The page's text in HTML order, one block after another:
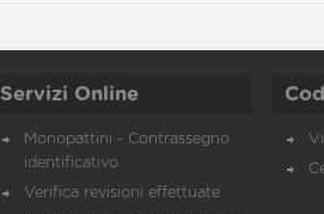
Servizi Online
Monopattini - Contrassegno
identificativo
Verifica revisioni effettuate